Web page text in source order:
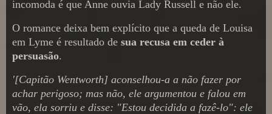
incomoda é que Anne ouvia Lady Russell e não ele.
O romance deixa bem explícito que a queda de Louisa
em Lyme é resultado de sua recusa em ceder à
persuasão.
'[Capitão Wentworth] aconselhou-a a não fazer por
achar perigoso; mas não, ele argumentou e falou em
vão, ela sorriu e disse: "Estou decidida a fazê-lo": ele